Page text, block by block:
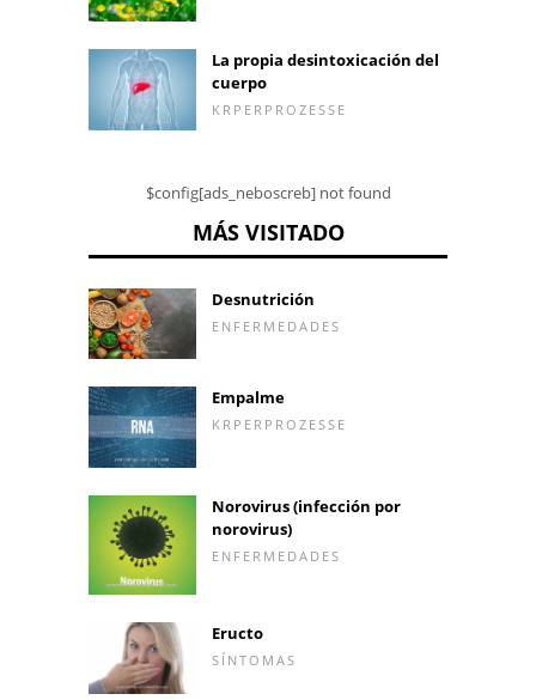
La propia desintoxicación del
cuerpo
KRPERPROZESSE
$config[ads_neboscreb] not found
MÁS VISITADO
Desnutrición
ENFERMEDADES
Empalme
KRPERPROZESSE
Norovirus (infección por
norovirus)
ENFERMEDADES
Eructo
SÍNTOMAS